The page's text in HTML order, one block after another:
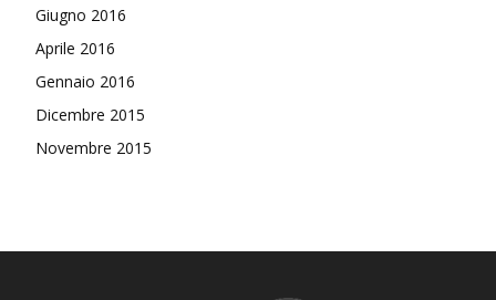
Giugno 2016
Aprile 2016
Gennaio 2016
Dicembre 2015
Novembre 2015